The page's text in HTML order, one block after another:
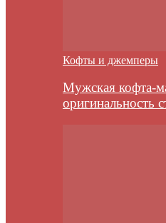
Кофты и джемперы
Мужская кофта-
оригинальность